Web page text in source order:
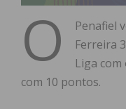
O
Penafiel
Ferreira
Liga com
com 10 pontos.